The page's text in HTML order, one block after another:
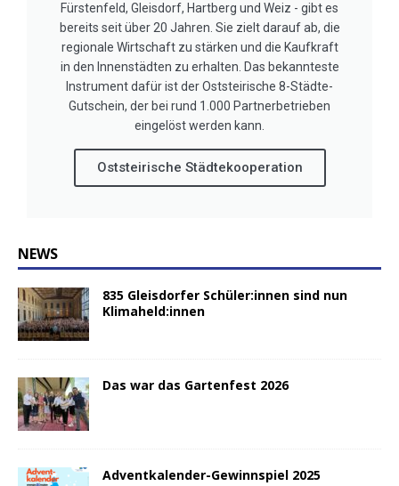
Fürstenfeld, Gleisdorf, Hartberg und Weiz - gibt es
bereits seit über 20 Jahren. Sie zielt darauf ab, die
regionale Wirtschaft zu stärken und die Kaufkraft
in den Innenstädten zu erhalten. Das bekannteste
Instrument dafür ist der Oststeirische 8-Städte-
Gutschein, der bei rund 1.000 Partnerbetrieben
eingelöst werden kann.
Oststeirische Städtekooperation
NEWS
835 Gleisdorfer Schüler:innen sind nun
Klimaheld:innen
Das war das Gartenfest 2026
Adventkalender-Gewinnspiel 2025